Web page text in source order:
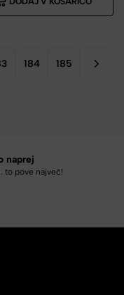
184 185
naprej
to pove največ!